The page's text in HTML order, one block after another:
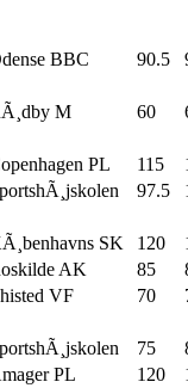
BBC 90.5
M 60
PL 115
97.5
SK 120
AK 85
VF 70
75
PL 120